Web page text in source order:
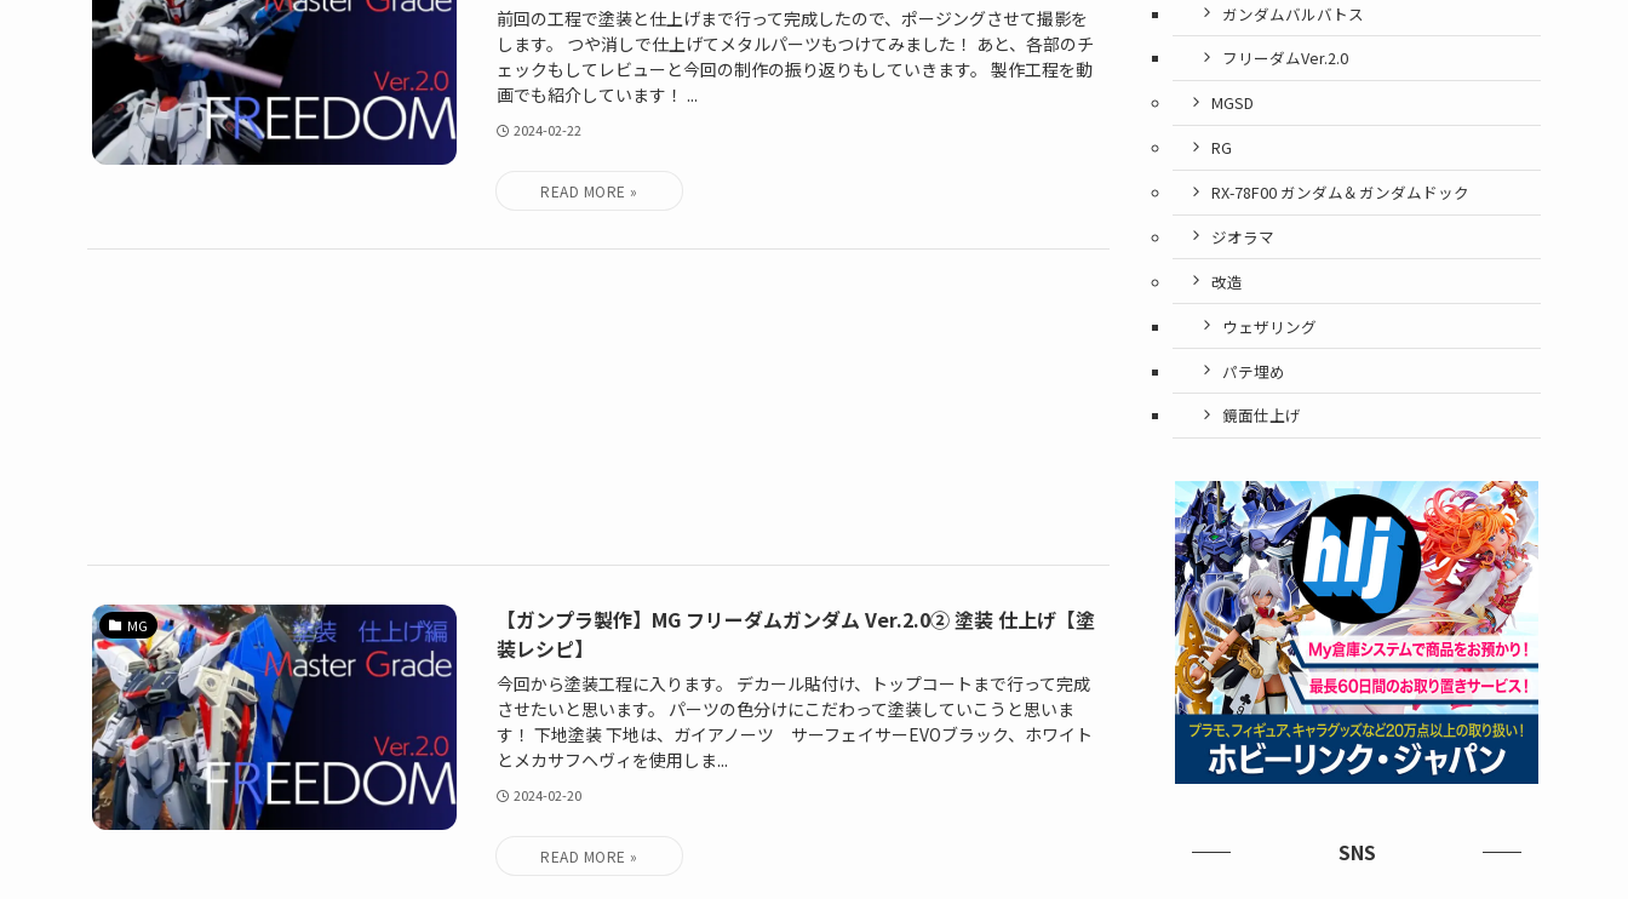
前回の工程で塗装と仕上げまで行って完成したので、ポージングさせて撮影を
します。 つや消しで仕上げてメタルパーツもつけてみました！ あと、各部のチ
ェックもしてレビューと今回の制作の振り返りもしていきます。 製作工程を動
画でも紹介しています！ ...
2024-02-22
MG
【ガンプラ製作】MG フリーダムガンダム Ver.2.0② 塗装 仕上げ【塗
装レシピ】
今回から塗装工程に入ります。 デカール貼付け、トップコートまで行って完成
させたいと思います。 パーツの色分けにこだわって塗装していこうと思いま
す！ 下地塗装 下地は、ガイアノーツ サーフェイサーEVOブラック、ホワイト
とメカサフヘヴィを使用しま...
2024-02-20
ガンダムバルバトス
フリーダムVer.2.0
MGSD
RG
RX-78F00 ガンダム＆ガンダムドック
ジオラマ
改造
ウェザリング
パテ埋め
鏡面仕上げ
SNS